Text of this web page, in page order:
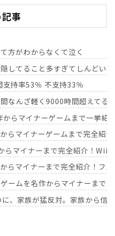
事
方がわからなくて泣く
してること多すぎてしんどい
支持率53％ 不支持33％
間なんざ軽く9000時間超えて
らマイナーゲームまで一挙紹
らマイナーゲームまで完全紹
らマイナーまで完全紹介！Wii
らマイナーまで完全紹介！フ
ームを名作からマイナーまで
、家族が猛反対。家族から信